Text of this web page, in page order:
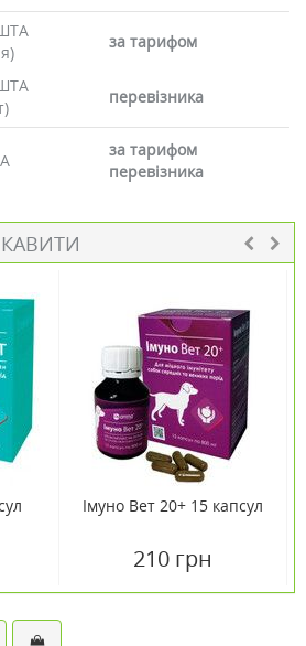
за тарифом
перевізника
за тарифом
перевізника
Імуно Вет 20+ 15 капсул
210 грн